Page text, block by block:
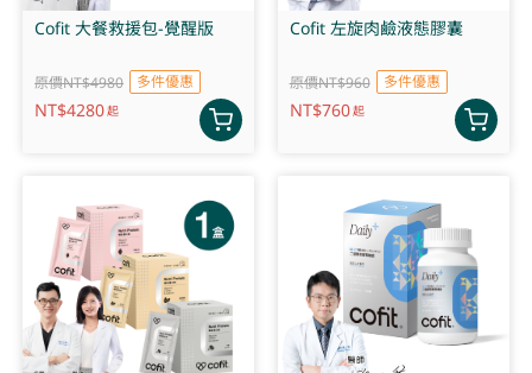
Cofit 大餐救援包-覺醒版
原價NT$4980 多件優惠
NT$4280起
Cofit 左旋肉鹼液態膠囊
原價NT$960 多件優惠
NT$760起